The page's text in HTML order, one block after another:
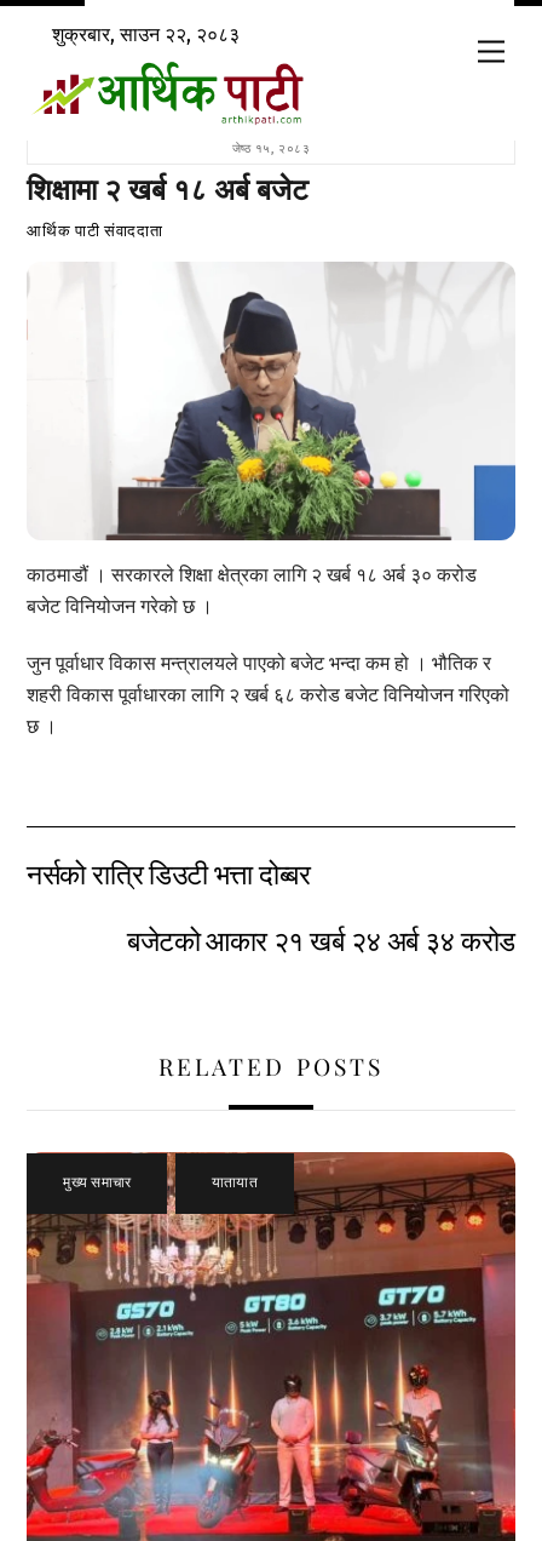
Skip
content
शुक्रबार, साउन २२, २०८३
जेष्ठ १५, २०८३
शिक्षामा २ खर्ब १८ अर्ब बजेट
आर्थिक पाटी संवाददाता
काठमाडौं । सरकारले शिक्षा क्षेत्रका लागि २ खर्ब १८ अर्ब ३० करोड
बजेट विनियोजन गरेको छ ।
जुन पूर्वाधार विकास मन्त्रालयले पाएको बजेट भन्दा कम हो । भौतिक र
शहरी विकास पूर्वाधारका लागि २ खर्ब ६८ करोड बजेट विनियोजन गरिएको
छ ।
नर्सको रात्रि डिउटी भत्ता दोब्बर
बजेटको आकार २१ खर्ब २४ अर्ब ३४ करोड
RELATED POSTS
मुख्य समाचार , यातायात